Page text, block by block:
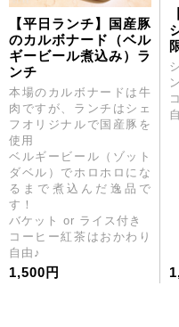
【平日ランチ】国産豚
のカルボナード（ベル
ギービール煮込み）ラ
ンチ
本場のカルボナードは牛
肉ですが、ランチはシェ
フオリジナルで国産豚を
使用
ベルギービール（ゾット
ダベル）でホロホロにな
るまで煮込んだ逸品で
す！
バケット or ライス付き
コーヒー紅茶はおかわり
自由♪
1,500円